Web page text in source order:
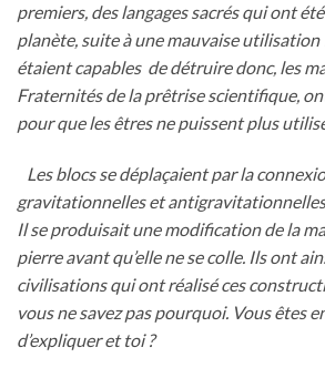
premiers, des langages sacrés qui ont
planète, suite à une mauvaise utilisation
étaient capables de détruire donc, les
Fraternités de la prêtrise scientifique,
pour que les êtres ne puissent plus
Les blocs se déplaçaient par la
gravitationnelles et
Il se produisait une modification de la
pierre avant qu’elle ne se colle. Ils ont
civilisations qui ont réalisé ces
vous ne savez pas pourquoi. Vous êtes
d’expliquer et toi ?